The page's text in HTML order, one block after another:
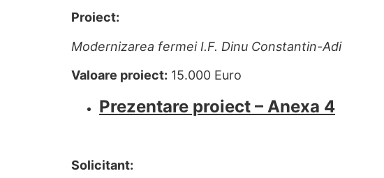
Proiect:
Modernizarea fermei I.F. Dinu Constantin-Adi
Valoare proiect: 15.000 Euro
Prezentare proiect – Anexa 4
Solicitant: